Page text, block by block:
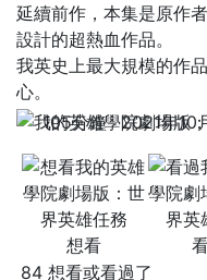
延續前作，本集是原作
設計的超熱血作品。
我英史上最大規模的作
心。
105分鐘
2021年10
想看
84 想看或看過了